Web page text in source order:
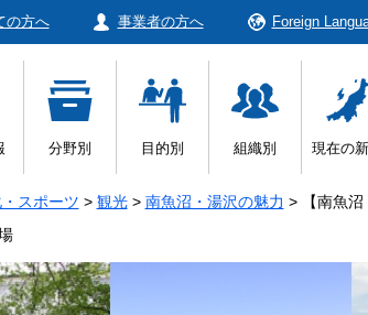
の方へ 事業者の方へ Foreign
分野別 目的別 組織別 現在の
スポーツ > 観光 > 南魚沼・湯沢の魅力 >
【南魚